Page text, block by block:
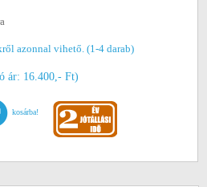
azonnal vihető. (1-4 darab)
ár: 16.400,- Ft)
kosárba!